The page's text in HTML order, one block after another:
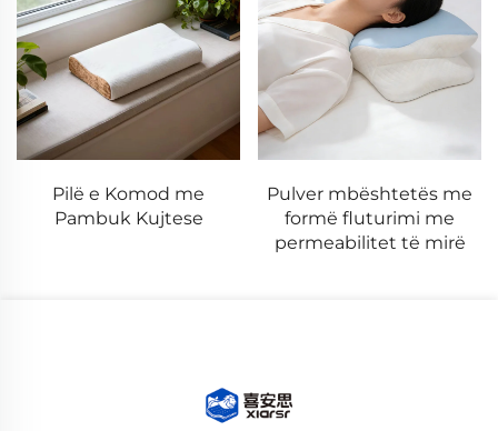
Pilë e Komod me
Pambuk Kujtese
Pulver mbështetës me
formë fluturimi me
permeabilitet të mirë